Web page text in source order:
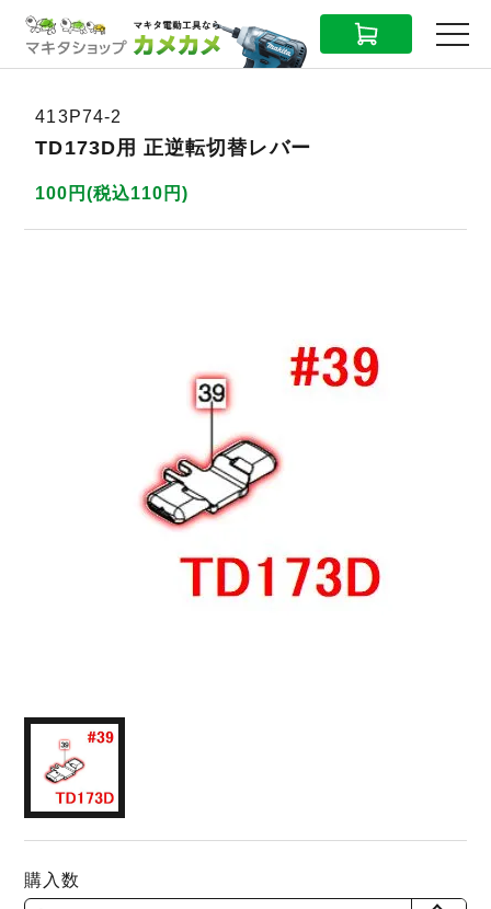
CART MENU
413P74-2
TD173D用 正逆転切替レバー
100円(税込110円)
購入数
+